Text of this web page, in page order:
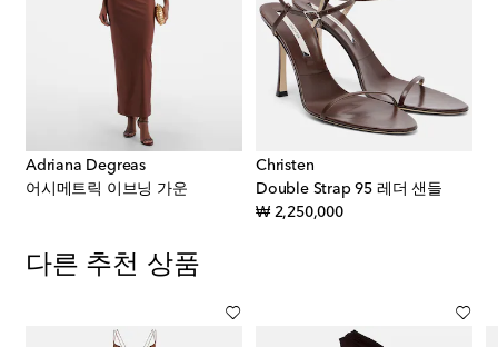
Adriana Degreas
어시메트릭 이브닝 가운
Christen
Double Strap 95 레더 샌들
₩ 2,250,000original price
다른 추천 상품